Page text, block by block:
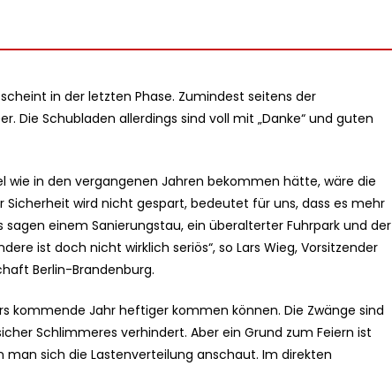
in der letzten Phase. Zumindest seitens der
Die Schubladen allerdings sind voll mit „Danke“ und guten
wie in den vergangenen Jahren bekommen hätte, wäre die
Sicherheit wird nicht gespart, bedeutet für uns, dass es mehr
sagen einem Sanierungstau, ein überalterter Fuhrpark und der
ist doch nicht wirklich seriös“, so Lars Wieg, Vorsitzender
Berlin-Brandenburg.
kommende Jahr heftiger kommen können. Die Zwänge sind
Schlimmeres verhindert. Aber ein Grund zum Feiern ist
man sich die Lastenverteilung anschaut. Im direkten